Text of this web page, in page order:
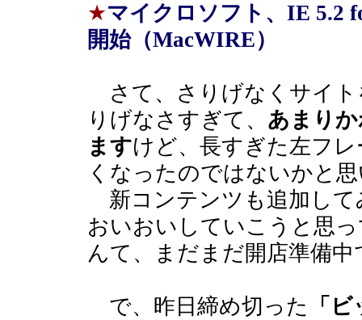
★マイクロソフト、IE 5.2
開始（MacWIRE）
さて、さりげなくサイト
りげなさすぎて、 あまり
ますけど、長すぎた左フ
くなったのではないかと
新コンテンツも追加して
おいおいしていこうと思
んて、まだまだ開店準備中
で、昨日締め切った
「